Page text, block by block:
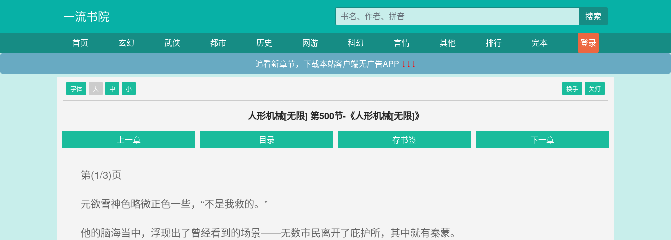
一流书院 搜索
首页 玄幻 武侠 都市 历史 网游 科幻 言情 其他 排行 完本
登录
追看新章节，下载本站客户端无广告APP ↓↓↓
字体 大 中 小 换手 关灯
人形机械[无限] 第500节-《人形机械[无限]》
上一章 目录 存书签 下一章
第(1/3)页
元欲雪神色略微正色一些，“不是我救的。”
他的脑海当中，浮现出了曾经看到的场景——无数市民离开了庇护所，其中就有秦蒙。